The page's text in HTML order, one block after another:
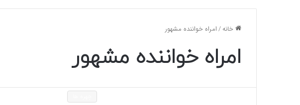
خانه/امراه خواننده مشهور
امراه خواننده مشهور